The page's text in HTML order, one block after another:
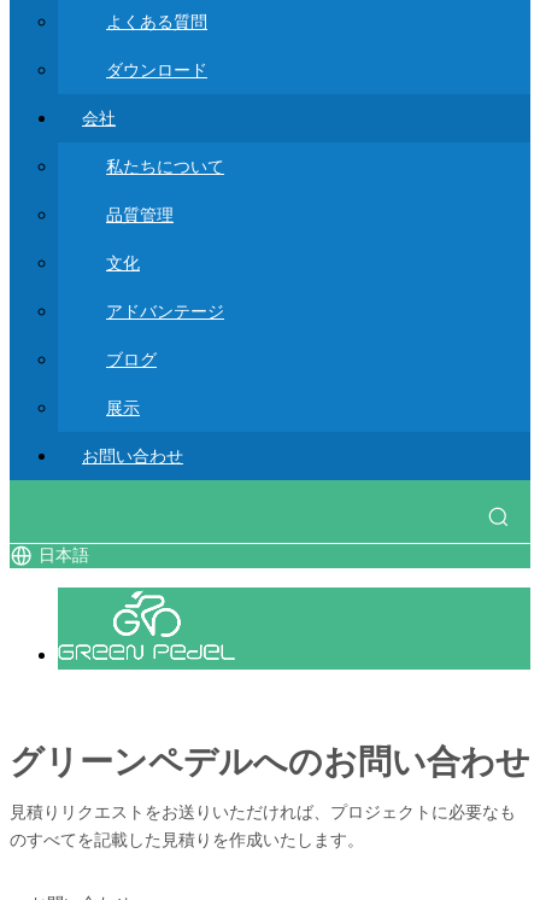
よくある質問
ダウンロード
会社
私たちについて
品質管理
文化
アドバンテージ
ブログ
展示
お問い合わせ
日本語
グリーンペデルへのお問い合わせ
見積りリクエストをお送りいただければ、プロジェクトに必要なも
のすべてを記載した見積りを作成いたします。